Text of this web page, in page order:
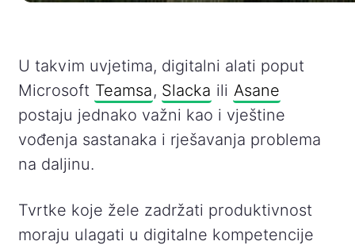
U takvim uvjetima, digitalni alati poput
Microsoft Teamsa, Slacka ili Asane
postaju jednako važni kao i vještine
vođenja sastanaka i rješavanja problema
na daljinu.
Tvrtke koje žele zadržati produktivnost
moraju ulagati u digitalne kompetencije